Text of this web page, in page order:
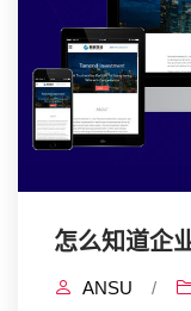
怎么知道企
ANSU /